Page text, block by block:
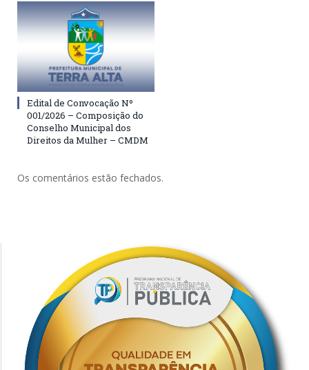
Edital de Convocação Nº
001/2026 – Composição do
Conselho Municipal dos
Direitos da Mulher – CMDM
Os comentários estão fechados.